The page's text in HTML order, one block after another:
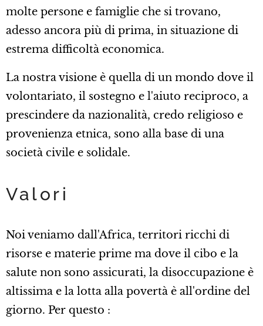
molte persone e famiglie che si trovano,
adesso ancora più di prima, in situazione di
estrema difficoltà economica.
La nostra visione è quella di un mondo dove il
volontariato, il sostegno e l'aiuto reciproco, a
prescindere da nazionalità, credo religioso e
provenienza etnica, sono alla base di una
società civile e solidale.
Valori
Noi veniamo dall'Africa, territori ricchi di
risorse e materie prime ma dove il cibo e la
salute non sono assicurati, la disoccupazione è
altissima e la lotta alla povertà è all'ordine del
giorno. Per questo :